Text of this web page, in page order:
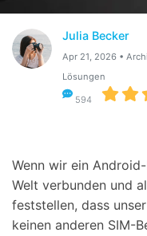
Suchen
Julia Becker
Apr 21, 2026 •
Lösungen
594
Wenn wir ein
Welt verbunden und
feststellen, dass
keinen anderen SIM-